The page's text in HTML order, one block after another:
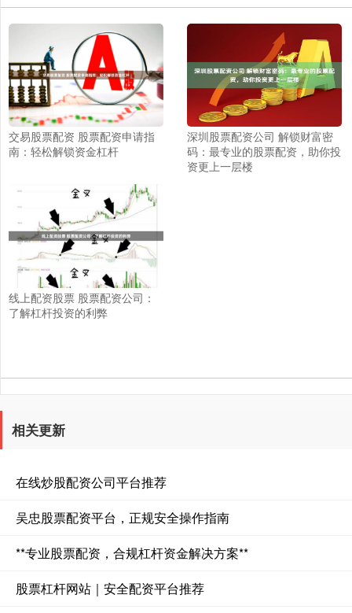
交易股票配资 股票配资申请指
南：轻松解锁资金杠杆
深圳股票配资公司 解锁财富密
码：最专业的股票配资，助你投
资更上一层楼
线上配资股票 股票配资公司：
了解杠杆投资的利弊
相关更新
在线炒股配资公司平台推荐
吴忠股票配资平台，正规安全操作指南
**专业股票配资，合规杠杆资金解决方案**
股票杠杆网站｜安全配资平台推荐